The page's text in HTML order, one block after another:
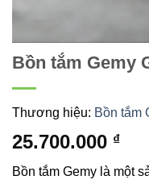
Bồn tắm Gemy
Thương hiệu: Bồn tắm
25.700.000 ₫
Bồn tắm Gemy là một